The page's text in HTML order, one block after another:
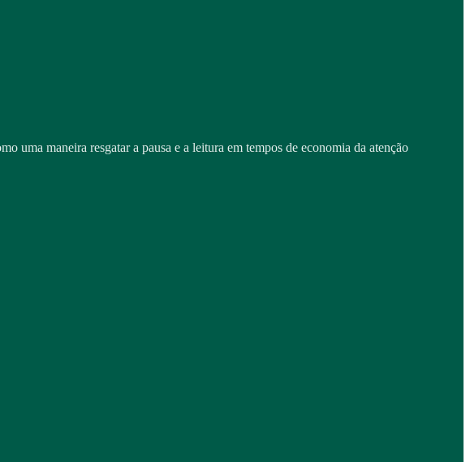
uma maneira resgatar a pausa e a leitura em tempos de economia da atenção